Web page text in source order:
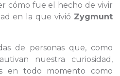
cómo fue el hecho de vivir
en la que vivió Zygmunt
de personas que, como
nuestra curiosidad,
en todo momento como